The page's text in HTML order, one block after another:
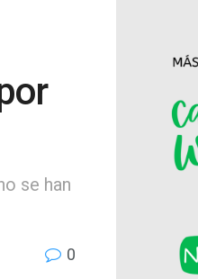
se han
0